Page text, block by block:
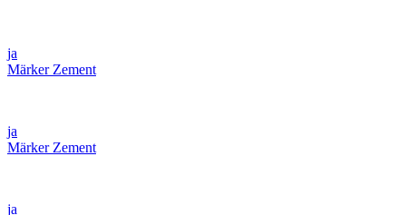
ja
Märker Zement
ja
Märker Zement
ja